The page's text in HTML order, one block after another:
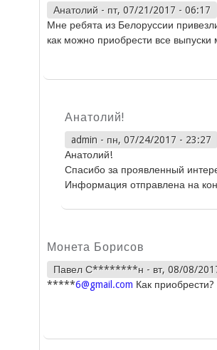
Анатолий - пт, 07/21/2017 - 06:17
Мне ребята из Белоруссии
как можно приобрести все
Анатолий!
admin - пн, 07/24/2017 - 23:27
Анатолий!
Спасибо за проявленный
Информация отправлена на
Монета Борисов
Павел С********н - вт, 08/08/
*****6@gmail.com Как